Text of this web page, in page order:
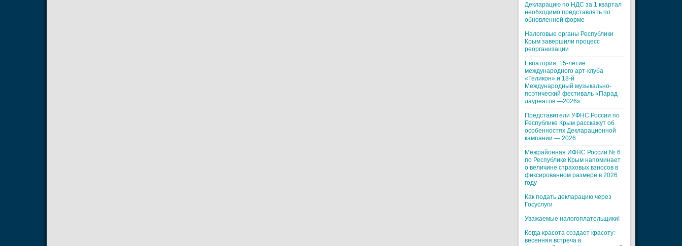
Декларацию по НДС за 1 квартал
необходимо представлять по
обновленной форме
Налоговые органы Республики
Крым завершили процесс
реорганизации
Евпатория. 15-летие
международного арт-клуба
«Геликон» и 18-й
Международный музыкально-
поэтический фестиваль «Парад
лауреатов —2026»
Представители УФНС России по
Республике Крым расскажут об
особенностях Декларационной
кампании — 2026
Межрайонная ИФНС России № 6
по Республике Крым напоминает
о величине страховых взносов в
фиксированном размере в 2026
году
Как подать декларацию через
Госуслуги
Уважаемые налогоплательщики!
Когда красота создает красоту:
весенняя встреча в